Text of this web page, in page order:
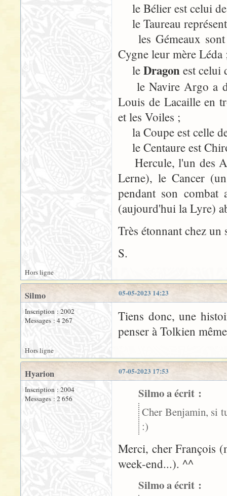
le Bélier est celui
le Taureau
les Gémeaux sont
Cygne leur mère Léda
le Dragon est celui
le Navire Argo a
Louis de Lacaille en
et les Voiles ;
la Coupe est celle
le Centaure est
Hercule, l'un des
Lerne), le Cancer
pendant son
(aujourd'hui la Lyre)
Très étonnant chez
S.
Hors ligne
05-05-2023 14:23
Silmo
Inscription : 2002
Messages : 4 267
Tiens donc, une
penser à Tolkien
Hors ligne
07-05-2023 17:53
Hyarion
Inscription : 2004
Messages : 2 656
Silmo a écrit :
Cher Benjamin, si
:)
Merci, cher François
week-end...). ^^
Silmo a écrit :